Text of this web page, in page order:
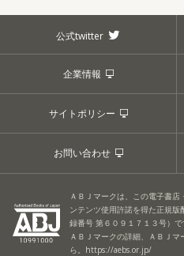
公式twitter
企業情報
サイトポリシー
お問い合わせ
ＡＢＪマークは、この電子書
ンテンツ使用許諾を得た正規
録番号 第６０９１７１３号）で
ＡＢＪマークの詳細、ＡＢＪ
ら。 https://aebs.or.jp/